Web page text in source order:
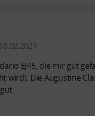
EJ45, die mir gut
Die Augustine